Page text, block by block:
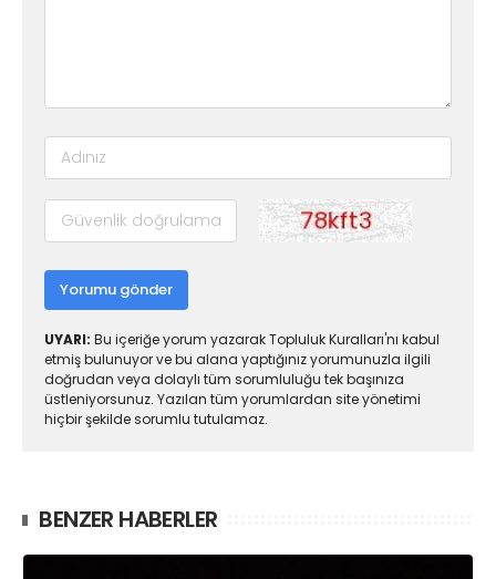
Yorumu gönder
UYARI: Bu içeriğe yorum yazarak Topluluk Kuralları'nı kabul
etmiş bulunuyor ve bu alana yaptığınız yorumunuzla ilgili
doğrudan veya dolaylı tüm sorumluluğu tek başınıza
üstleniyorsunuz. Yazılan tüm yorumlardan site yönetimi
hiçbir şekilde sorumlu tutulamaz.
BENZER HABERLER